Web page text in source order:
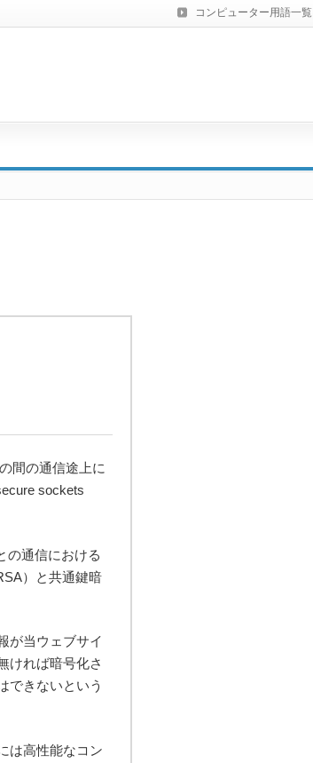
間の通信途上に
sockets
の通信における
）と共通鍵暗
が当ウェブサイ
ければ暗号化さ
できないという
は高性能なコン
コンピューター用語一覧